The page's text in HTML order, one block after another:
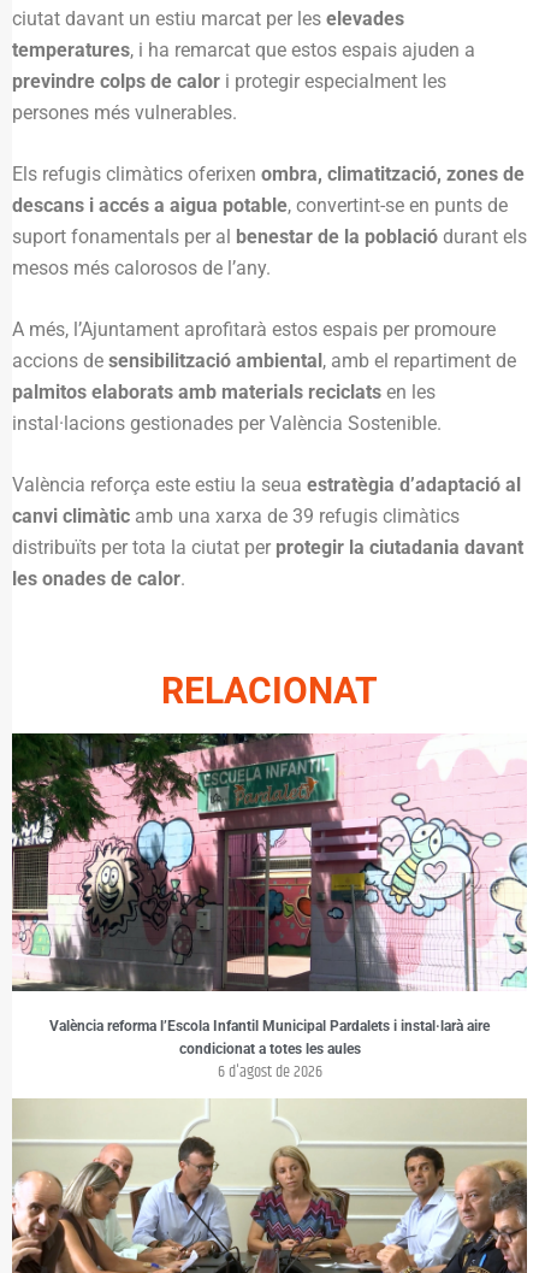
ciutat davant un estiu marcat per les elevades
temperatures, i ha remarcat que estos espais ajuden a
previndre colps de calor i protegir especialment les
persones més vulnerables.
Els refugis climàtics oferixen ombra, climatització, zones de
descans i accés a aigua potable, convertint-se en punts de
suport fonamentals per al benestar de la població durant els
mesos més calorosos de l’any.
A més, l’Ajuntament aprofitarà estos espais per promoure
accions de sensibilització ambiental, amb el repartiment de
palmitos elaborats amb materials reciclats en les
instal·lacions gestionades per València Sostenible.
València reforça este estiu la seua estratègia d’adaptació al
canvi climàtic amb una xarxa de 39 refugis climàtics
distribuïts per tota la ciutat per protegir la ciutadania davant
les onades de calor.
RELACIONAT
València reforma l’Escola Infantil Municipal Pardalets i instal·larà aire
condicionat a totes les aules
6 d'agost de 2026